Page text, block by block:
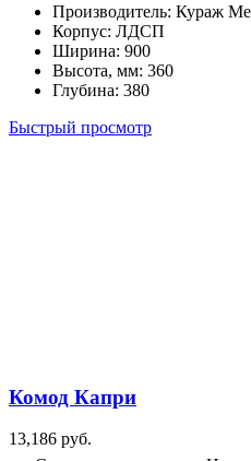
имеет
Опции
Производитель: Кураж
Корпус: ЛДСП
Ширина: 900
Высота, мм: 360
Глубина: 380
Быстрый просмотр
Комод Капри
13,186 руб.